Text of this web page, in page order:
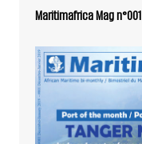
Maritimafrica Mag n°001